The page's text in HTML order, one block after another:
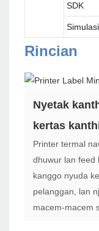
SDK
Simulasi
Rincian
Nyetak
kertas
Printer termal
dhuwur lan feed
kanggo nyuda
pelanggan, lan
macem-macem